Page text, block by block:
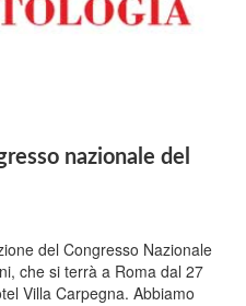
nazionale del
del Congresso Nazionale
che si terrà a Roma dal 27
Villa Carpegna. Abbiamo